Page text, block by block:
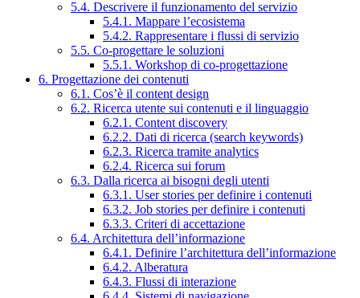
5.4. Descrivere il funzionamento del servizio
5.4.1. Mappare l’ecosistema
5.4.2. Rappresentare i flussi di servizio
5.5. Co-progettare le soluzioni
5.5.1. Workshop di co-progettazione
6. Progettazione dei contenuti
6.1. Cos’è il content design
6.2. Ricerca utente sui contenuti e il linguaggio
6.2.1. Content discovery
6.2.2. Dati di ricerca (search keywords)
6.2.3. Ricerca tramite analytics
6.2.4. Ricerca sui forum
6.3. Dalla ricerca ai bisogni degli utenti
6.3.1. User stories per definire i contenuti
6.3.2. Job stories per definire i contenuti
6.3.3. Criteri di accettazione
6.4. Architettura dell’informazione
6.4.1. Definire l’architettura dell’informazione
6.4.2. Alberatura
6.4.3. Flussi di interazione